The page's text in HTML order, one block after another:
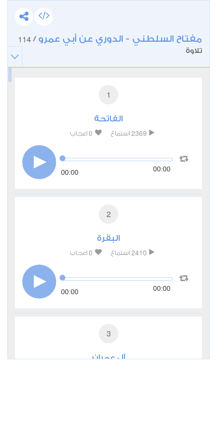
مفتاح السلطني - الدوري عن أبي عمرو /
114
تلاوة
1
الفاتحة
2369 استماع 0 اعجاب
00:00 00:00
2
البقرة
2410 استماع 0 اعجاب
00:00 00:00
3
آل عمران